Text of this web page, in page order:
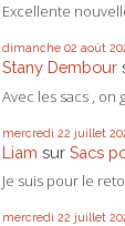
Excellente
dimanche 02 août
Stany Dembour
Avec les sacs , on
mercredi 22 juillet
Liam sur Sacs
Je suis pour le
mercredi 22 juillet